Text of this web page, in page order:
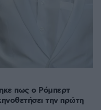
πως ο Ρόμπερτ
την πρώτη